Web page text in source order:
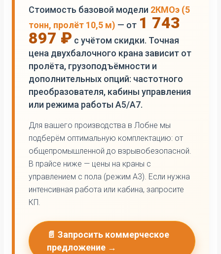
Стоимость базовой модели 2КМОэ (5
тонн, пролёт 10,5 м) — от 1 743
897 ₽ с учётом скидки. Точная
цена двухбалочного крана зависит от
пролёта, грузоподъёмности и
дополнительных опций: частотного
преобразователя, кабины управления
или режима работы А5/А7.
Для вашего производства в Лобне мы
подберём оптимальную комплектацию: от
общепромышленной до взрывобезопасной.
В прайсе ниже — цены на краны с
управлением с пола (режим А3). Если нужна
интенсивная работа или кабина, запросите
КП.
📄 Запросить коммерческое
предложение →